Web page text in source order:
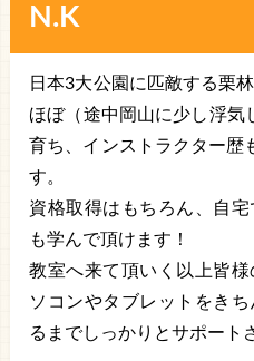
N.K
日本3大公園に匹敵する栗
ほぼ（途中岡山に少し浮気
育ち、インストラクター歴
す。
資格取得はもちろん、自
も学んで頂けます！
教室へ来て頂いく以上皆
ソコンやタブレットをき
るまでしっかりとサポート